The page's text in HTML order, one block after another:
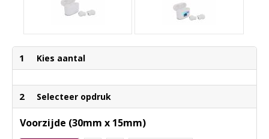
1 Kies aantal
2 Selecteer opdruk
Voorzijde (30mm x 15mm)